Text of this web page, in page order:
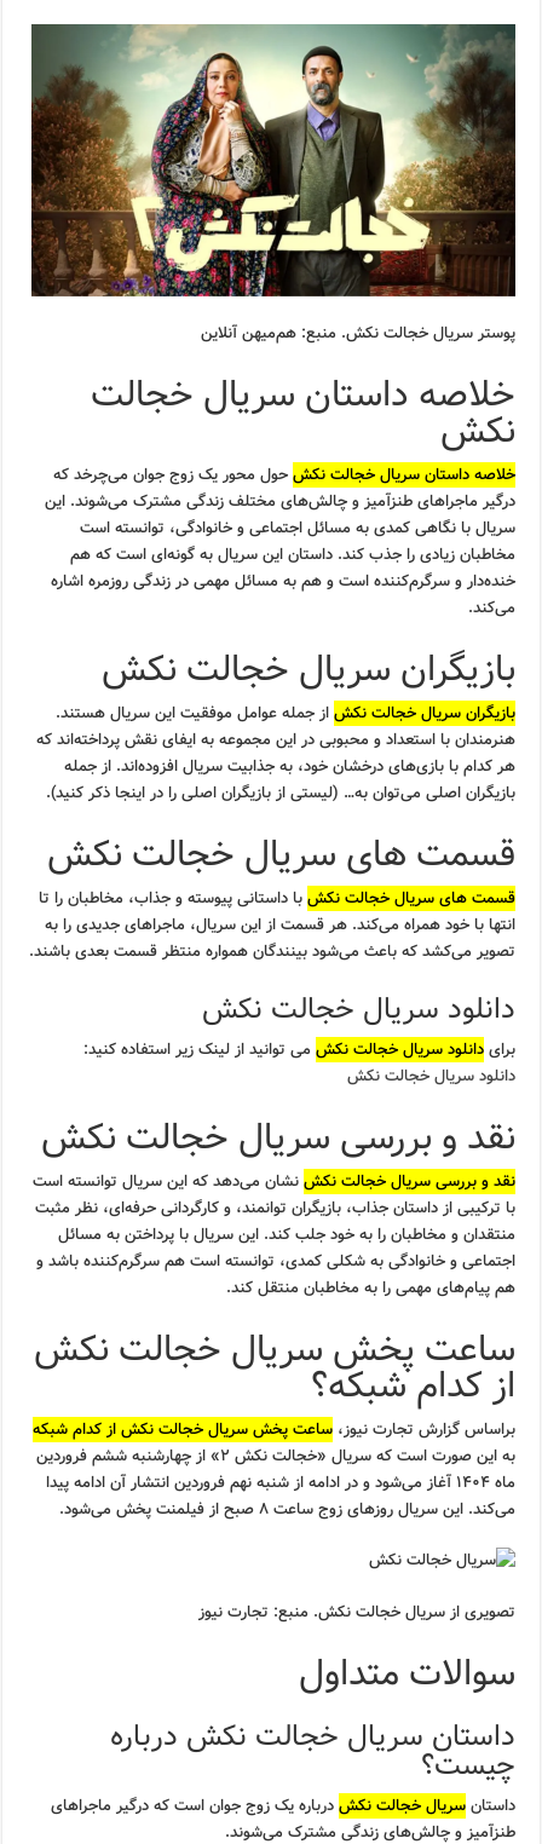
پوستر سریال خجالت نکش. منبع: هم‌میهن آنلاین
خلاصه داستان سریال خجالت
نکش
خلاصه داستان سریال خجالت نکشحول محور یک زوج جوان می‌چرخد که
درگیر ماجراهای طنزآمیز و چالش‌های مختلف زندگی مشترک می‌شوند. این
سریال با نگاهی کمدی به مسائل اجتماعی و خانوادگی، توانسته است
مخاطبان زیادی را جذب کند. داستان این سریال به گونه‌ای است که هم
خنده‌دار و سرگرم‌کننده است و هم به مسائل مهمی در زندگی روزمره اشاره
می‌کند.
بازیگران سریال خجالت نکش
بازیگران سریال خجالت نکشاز جمله عوامل موفقیت این سریال هستند.
هنرمندان با استعداد و محبوبی در این مجموعه به ایفای نقش پرداخته‌اند که
هر کدام با بازی‌های درخشان خود، به جذابیت سریال افزوده‌اند. از جمله
بازیگران اصلی می‌توان به… (لیستی از بازیگران اصلی را در اینجا ذکر کنید).
قسمت های سریال خجالت نکش
قسمت های سریال خجالت نکشبا داستانی پیوسته و جذاب، مخاطبان را تا
انتها با خود همراه می‌کند. هر قسمت از این سریال، ماجراهای جدیدی را به
تصویر می‌کشد که باعث می‌شود بینندگان همواره منتظر قسمت بعدی باشند.
دانلود سریال خجالت نکش
برایدانلود سریال خجالت نکش می توانید از لینک زیر استفاده کنید:
دانلود سریال خجالت نکش
نقد و بررسی سریال خجالت نکش
نقد و بررسی سریال خجالت نکشنشان می‌دهد که این سریال توانسته است
با ترکیبی از داستان جذاب، بازیگران توانمند، و کارگردانی حرفه‌ای، نظر مثبت
منتقدان و مخاطبان را به خود جلب کند. این سریال با پرداختن به مسائل
اجتماعی و خانوادگی به شکلی کمدی، توانسته است هم سرگرم‌کننده باشد و
هم پیام‌های مهمی را به مخاطبان منتقل کند.
ساعت پخش سریال خجالت نکش
از کدام شبکه؟
براساس گزارش تجارت نیوز،ساعت پخش سریال خجالت نکش از کدام شبکه
به این صورت است که سریال «خجالت نکش ۲» از چهارشنبه ششم فروردین
ماه ۱۴۰۴ آغاز می‌شود و در ادامه از شنبه نهم فروردین انتشار آن ادامه پیدا
می‌کند. این سریال روزهای زوج ساعت ۸ صبح از فیلمنت پخش می‌شود.
تصویری از سریال خجالت نکش. منبع: تجارت نیوز
سوالات متداول
داستان سریال خجالت نکش درباره
چیست؟
داستانسریال خجالت نکشدرباره یک زوج جوان است که درگیر ماجراهای
طنزآمیز و چالش‌های زندگی مشترک می‌شوند.